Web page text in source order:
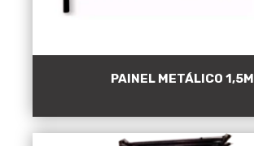
PAINEL METÁLICO 1,5M